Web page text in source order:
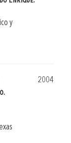
y
2004